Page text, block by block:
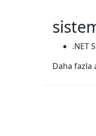
.NET
Daha fazla